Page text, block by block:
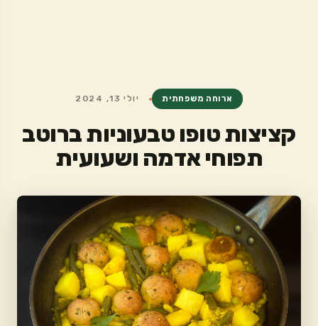
ארוחה משפחתית יולי 13, 2024
קציצות טופו טבעוניות ברוטב
תפוחי אדמה ושעועית